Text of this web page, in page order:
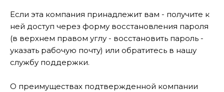
Если эта компания принадлежит вам - получите к
ней доступ через форму восстановления пароля
(в верхнем правом углу - восстановить пароль -
указать рабочую почту) или обратитесь в нашу
службу поддержки.
О преимуществах подтвержденной компании